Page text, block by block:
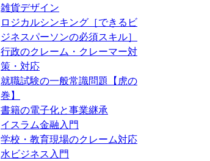
雑貨デザイン
ロジカルシンキング［できるビ
ジネスパーソンの必須スキル］
行政のクレーム・クレーマー対
策・対応
就職試験の一般常識問題【虎の
巻】
書籍の電子化と事業継承
イスラム金融入門
学校・教育現場のクレーム対応
水ビジネス入門